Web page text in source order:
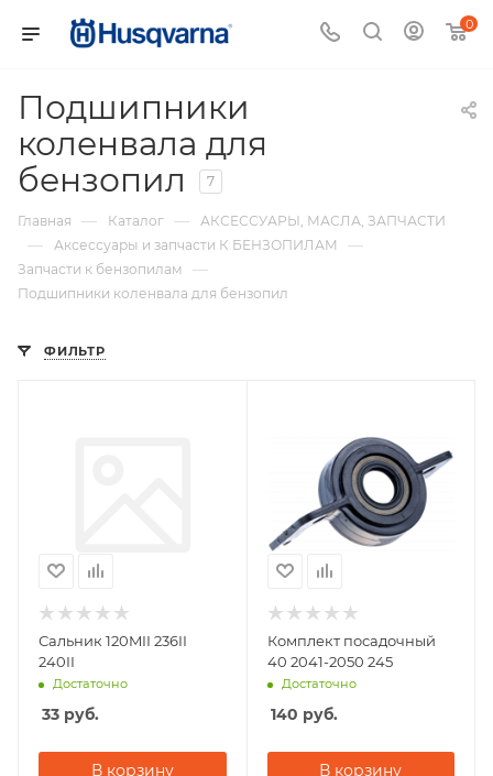
0
Подшипники
коленвала для
бензопил
7
Главная — Каталог — АКСЕССУАРЫ, МАСЛА, ЗАПЧАСТИ
— Аксессуары и запчасти К БЕНЗОПИЛАМ —
Запчасти к бензопилам —
Подшипники коленвала для бензопил
ФИЛЬТР
Сальник 120MII 236II
240II
Достаточно
33 руб.
В корзину
Комплект посадочный
40 2041-2050 245
Достаточно
140 руб.
В корзину